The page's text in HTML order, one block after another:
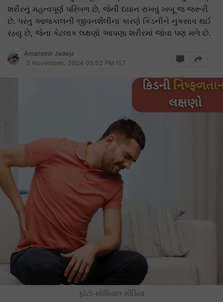
શરીરનું મહત્વપૂર્ણ પરિબળ છે, જેની ધ્યાન રાખવું ખબૂ જ જરૂરી
છે. પરંતુ આજકાલની જીવનશૈલીના કારણે કિડનીને નુકસાવ થઈ
રહ્યુ છે, જેના કેટલાક લક્ષણો આપણા શરીરમાં જોવા પણ મળે છે.
Amansinh Jadeja
5 November, 2024 05:52 PM IST
ફોટો-સોશિયલ મીડિયા